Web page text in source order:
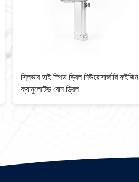
স্লিভার হাই স্পিড ড্রিল নিউরোসার্জারি রুইজিন
ক্যানুলেটেড বোন ড্রিল